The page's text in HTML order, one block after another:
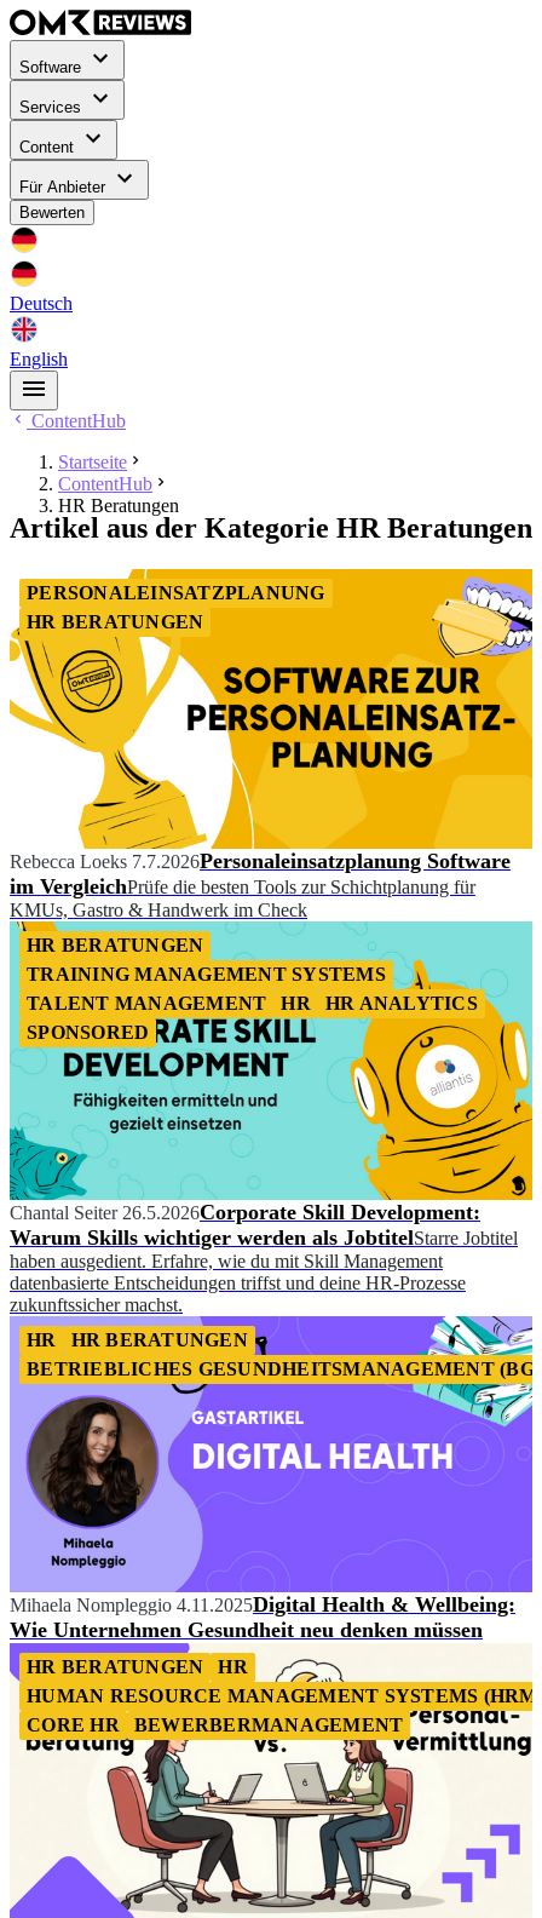
Software
Services
Content
Für Anbieter
Bewerten
Deutsch
English
ContentHub
Startseite
ContentHub
HR Beratungen
Artikel aus der Kategorie HR Beratungen
PERSONALEINSATZPLANUNG
HR BERATUNGEN
Rebecca Loeks 7.7.2026Personaleinsatzplanung Software
im VergleichPrüfe die besten Tools zur Schichtplanung für
KMUs, Gastro & Handwerk im Check
HR BERATUNGEN
TRAINING MANAGEMENT SYSTEMS
TALENT MANAGEMENT
HR
HR ANALYTICS
SPONSORED
Chantal Seiter 26.5.2026Corporate Skill Development:
Warum Skills wichtiger werden als JobtitelStarre Jobtitel
haben ausgedient. Erfahre, wie du mit Skill Management
datenbasierte Entscheidungen triffst und deine HR-Prozesse
zukunftssicher machst.
HR
HR BERATUNGEN
BETRIEBLICHES GESUNDHEITSMANAGEMENT
Mihaela Nompleggio 4.11.2025Digital Health & Wellbeing:
Wie Unternehmen Gesundheit neu denken müssen
HR BERATUNGEN
HR
HUMAN RESOURCE MANAGEMENT SYSTEMS
CORE HR
BEWERBERMANAGEMENT